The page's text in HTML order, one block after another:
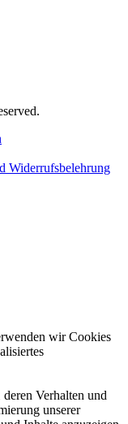
Widerrufsbelehrung
wir Cookies
Verhalten und
unserer